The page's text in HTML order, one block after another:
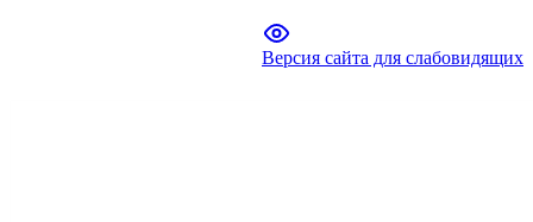
Версия сайта для слабовидящих